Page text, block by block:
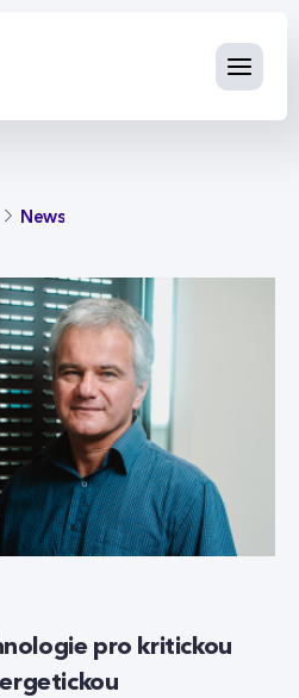
News
pro kritickou